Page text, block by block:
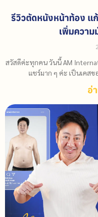
รีวิวตัดหนังหน้าท้อง
เพิ่มควา
สวัสดีค่ะทุกคน วันนี้ AM
แชร์มาก ๆ ค่ะ เป็นเคส
อ่